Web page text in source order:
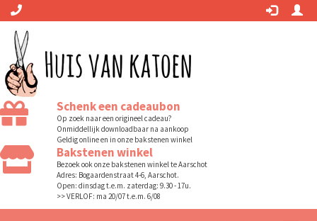
Schenk een cadeaubon
Op zoek naar een origineel cadeau?
Onmiddellijk downloadbaar na aankoop
Geldig online en in onze bakstenen winkel
Bakstenen winkel
Bezoek ook onze bakstenen winkel te Aarschot
Adres: Bogaardenstraat 4-6, Aarschot.
Open: dinsdag t.e.m. zaterdag: 9.30 - 17u.
>> VERLOF: ma 20/07 t.e.m. 6/08